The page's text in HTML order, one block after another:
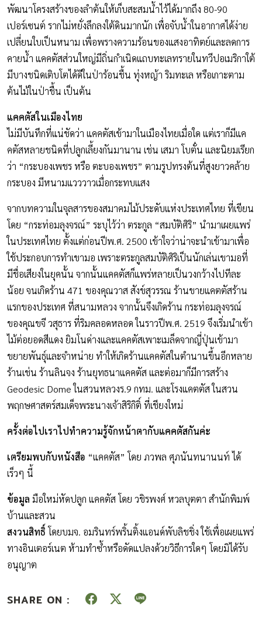
พัฒนาโครงสร้างของลำต้นให้เก็บสะสมน้ำไว้ได้มากถึง 80-90
เปอร์เซนต์ รากไม่หยั่งลึกลงใต้ดินมากนัก เพื่อจับน้ำในอากาศได้ง่าย
เปลี่ยนใบเป็นหนาม เพื่อพรางความร้อนของแสงอาทิตย์และลดการ
คายน้ำ แคคตัสส่วนใหญ่มีถิ่นกำเนิดแถบทะเลทรายในทวีปอเมริกาใต้
มีบางชนิดเติบโตได้ดีในป่าร้อนชื้น ทุ่งหญ้า ริมทะเล หรือเกาะตาม
ต้นไม้ในป่าชื้น เป็นต้น
แคคตัสในเมืองไทย
ไม่มีบันทึกที่แน่ชัดว่า แคคตัสเข้ามาในเมืองไทยเมื่อใด แต่เราก็มีแค
คตัสหลายชนิดที่ปลูกเลี้ยงกันมานาน เช่น เสมา โบตั๋น และนิยมเรียก
ว่า “กระบองเพชร หรือ ตะบองเพชร” ตามรูปทรงต้นที่สูงยาวคล้าย
กระบอง มีหนามแวววาวเมื่อกระทบแสง
จากบทความในจุลสารของสมาคมไม้ประดับแห่งประเทศไทย ที่เขียน
โดย “กระท่อมลุงจรณ์” ระบุไว้ว่า ตระกูล “สมบัติศิริ” นำมาเผยแพร่
ในประเทศไทย ตั้งแต่ก่อนปีพ.ศ. 2500 เข้าใจว่าน่าจะนำเข้ามาเพื่อ
ใช้ประกอบการทำเขามอ เพราะตระกูลสมบัติศิริเป็นนักเล่นเขามอที่
มีชื่อเสียงในยุคนั้น จากนั้นแคคตัสก็แพร่หลายเป็นวงกว้างไปทีละ
น้อย จนเกิดร้าน 471 ของคุณวาส สังข์สุวรรณ ร้านขายแคตตัสร้าน
แรกของประเทศ ที่สนามหลวง จากนั้นจึงเกิดร้าน กระท่อมลุงจรณ์
ของคุณขจี วสุธาร ที่ริมคลอดหลอด ในราวปีพ.ศ. 2519 จึงเริ่มนำเข้า
ไม้ต่อยอดสีแดง ยิมโนด่างและแคคตัสเพาะเมล็ดจากญี่ปุ่นเข้ามา
ขยายพันธุ์และจำหน่าย ทำให้เกิดร้านแคคตัสในตำนานขึ้นอีกหลาย
ร้านเช่น ร้านลินจง ร้านยุทธนาแคคตัส และต่อมาก็มีการสร้าง
Geodesic Dome ในสวนหลวงร.9 กทม. และโรงแคตตัส ในสวน
พฤกษศาสตร์สมเด็จพระนางเจ้าสิริกิติ์ ที่เชียงใหม่
ครั้งต่อไปเราไปทำความรู้จักหน้าตากับแคคตัสกันค่ะ
เตรียมพบกับหนังสือ “แคคตัส” โดย ภวพล ศุภนันทนานนท์ ได้
เร็วๆ นี้
ข้อมูล มือใหม่หัดปลูก แคคตัส โดย วชิรพงศ์ หวลบุตตา สำนักพิมพ์
บ้านและสวน
สงวนสิทธิ์ โดยบมจ. อมรินทร์พริ้นติ้งแอนด์พับลิชชิ่ง ใช้เพื่อเผยแพร่
ทางอินเตอร์เนต ห้ามทำซ้ำหรือดัดแปลงด้วยวิธีการใดๆ โดยมิได้รับ
อนุญาต
SHARE ON :